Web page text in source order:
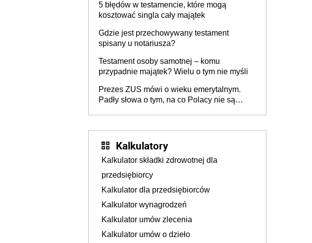
na konto obdarowanego
5 błędów w testamencie, które mogą
kosztować singla cały majątek
Gdzie jest przechowywany testament
spisany u notariusza?
Testament osoby samotnej – komu
przypadnie majątek? Wielu o tym nie myśli
Prezes ZUS mówi o wieku emerytalnym.
Padły słowa o tym, na co Polacy nie są
Kalkulatory
Kalkulator składki zdrowotnej dla
przedsiębiorcy
Kalkulator dla przedsiębiorców
Kalkulator wynagrodzeń
Kalkulator umów zlecenia
Kalkulator umów o dzieło